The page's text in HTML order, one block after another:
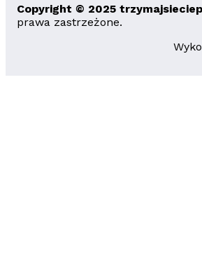
Copyright © 2025
prawa zastrzeżone.